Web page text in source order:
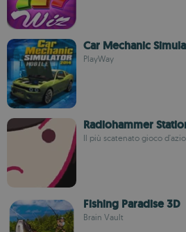
Car Mechanic
PlayWay
Radiohammer
Il più scatenato gioco
Fishing Paradise 3D
Brain Vault